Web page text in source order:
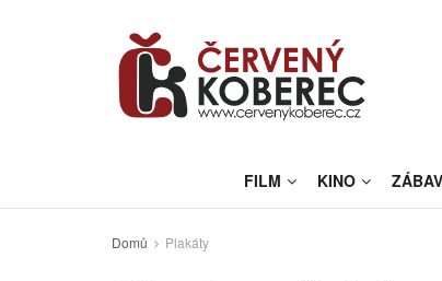
FILM KINO
Domů Plakáty